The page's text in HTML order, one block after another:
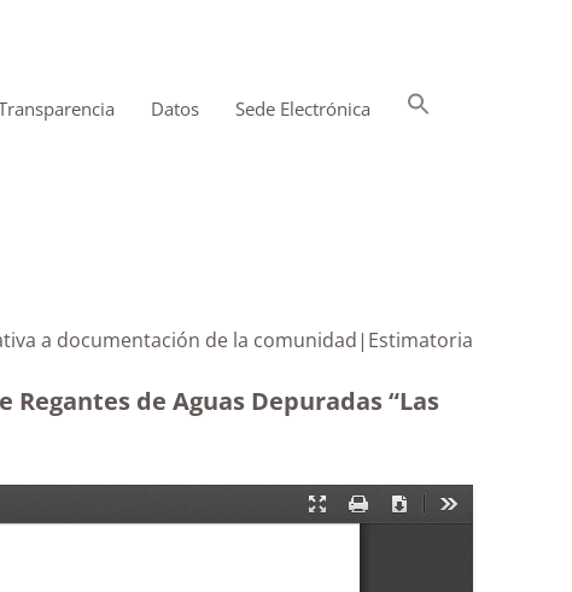
Datos Sede Electrónica
a documentación de la comunidad|Estimatoria
de Aguas Depuradas “Las